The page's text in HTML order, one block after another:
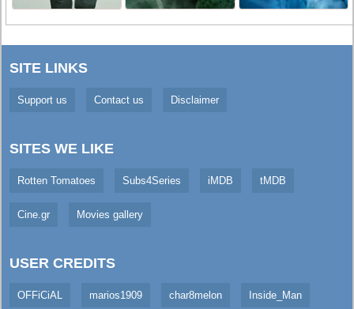
SITE LINKS
Support us Contact us Disclaimer
SITES WE LIKE
Rotten Tomatoes Subs4Series iMDB tMDB
Cine.gr Movies gallery
USER CREDITS
OFFiCiAL marios1909 char8melon Inside_Man